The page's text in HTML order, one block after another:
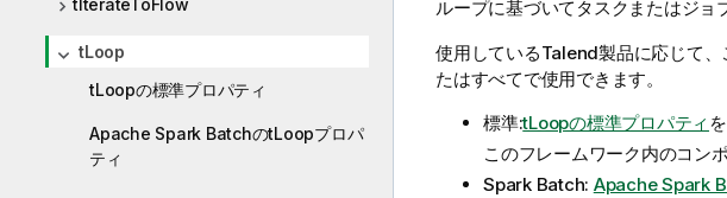
tIterateToFlow
tLoop
tLoopの標準プロパティ
Apache Spark BatchのtLoopプロパ
ティ
ループに基づいてタスクまたはジョ
使用しているTalend製品に応じて、
たはすべてで使用できます。
標準:tLoopの標準プロパティ
このフレームワーク内のコン
Spark Batch: Apache Spark